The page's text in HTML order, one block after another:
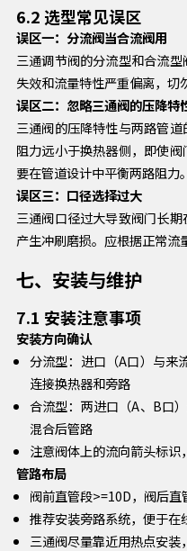
6.2 选型常见误区
误区一：分流阀当合流阀用
三通调节阀的分流型和合流
失效和流量特性严重偏离，切
误区二：忽略三通阀的压降特
三通阀的压降特性与两路管
阻力远小于换热器侧，即使
要在管道设计中平衡两路阻力。
误区三：口径选择过大
三通阀口径过大导致阀门长
产生冲刷磨损。应根据正常流
七、安装与维护
7.1 安装注意事项
安装方向确认
分流型：进口（A口）与来
连接换热器和旁路
合流型：两进口（A、B口
混合后管路
注意阀体上的流向箭头标识
管路布局
阀前直管段>=10D，阀后直
推荐安装旁路系统，便于在
三通阀尽量靠近用热点安